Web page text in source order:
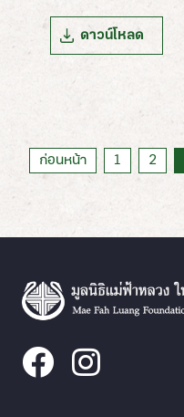
ดาวน์โหลด
ก่อนหน้า 1 2